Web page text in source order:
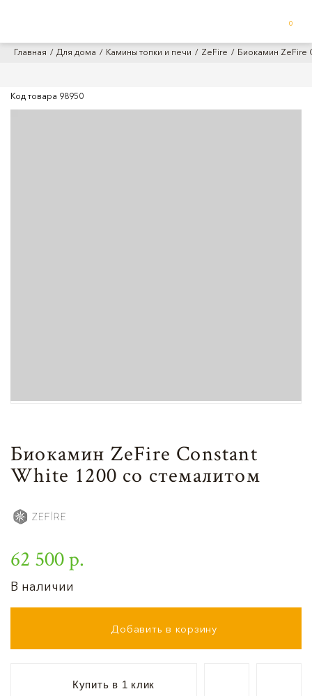
0
Главная Для дома Камины топки и печи ZeFire Биокамин ZeFire
Код товара 98950
Биокамин ZeFire Constant
White 1200 со стемалитом
62 500 р.
В наличии
Добавить в корзину
Купить в 1 клик